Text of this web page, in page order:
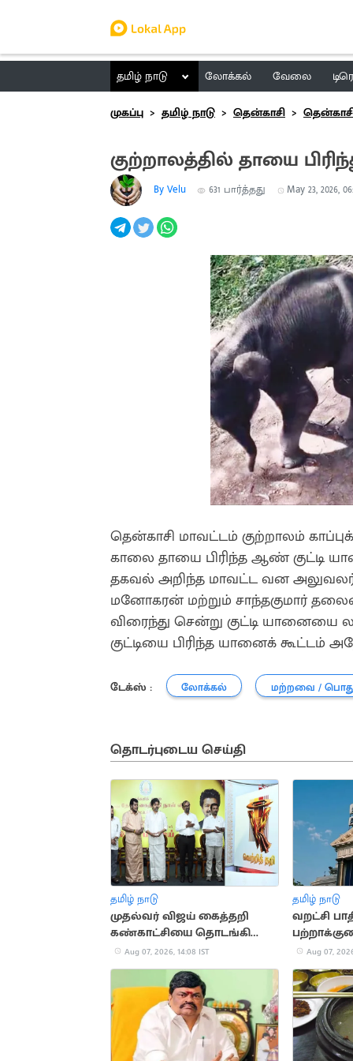
தமிழ் நாடு லோக்கல் வேலை
முகப்பு
தமிழ் நாடு தென்காசி
குற்றாலத்தில் தாயை
By Velu 631 பார்த்தது May 23, 2026,
தென்காசி மாவட்டம் குற்றாலம்
காலை தாயை பிரிந்த ஆண் குட்டி
தகவல் அறிந்த மாவட்ட வன அலுவலர்
மனோகரன் மற்றும் சாந்தகுமார்
விரைந்து சென்று குட்டி யானையை
குட்டியை பிரிந்த யானைக் கூட்டம் அதே
டேக்ஸ் : லோக்கல் மற்றவை /
தொடர்புடைய செய்தி
தமிழ் நாடு
முதல்வர் விஜய் கைத்தறி
கண்காட்சியை தொடங்கி
வைத்தார்
Aug 07, 2026, 14:08 IST
தமிழ் நாடு
வறட்சி
ரூ.288.97
Aug 07,